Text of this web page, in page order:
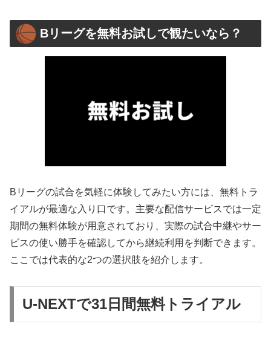
Bリーグを無料お試しで観たいなら？
Bリーグの試合を気軽に体験してみたい方には、無料トラ
イアルが最適な入り口です。主要な配信サービスでは一定
期間の無料体験が用意されており、実際の試合中継やサー
ビスの使い勝手を確認してから継続利用を判断できます。
ここでは代表的な2つの選択肢を紹介します。
U-NEXTで31日間無料トライアル